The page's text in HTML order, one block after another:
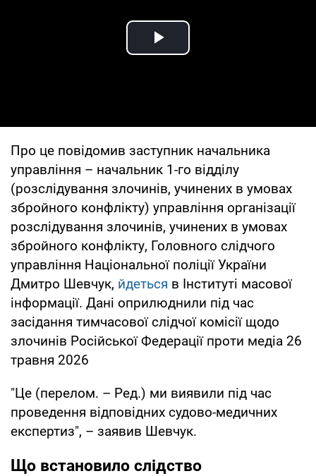
Play Video
Про це повідомив заступник начальника
управління – начальник 1-го відділу
(розслідування злочинів, учинених в умовах
збройного конфлікту) управління організації
розслідування злочинів, учинених в умовах
збройного конфлікту, Головного слідчого
управління Національної поліції України
Дмитро Шевчук, йдеться в Інституті масової
інформації. Дані оприлюднили під час
засідання тимчасової слідчої комісії щодо
злочинів Російської Федерації проти медіа 26
травня 2026
"Це (перелом. – Ред.) ми виявили під час
проведення відповідних судово-медичних
експертиз", – заявив Шевчук.
Що встановило слідство